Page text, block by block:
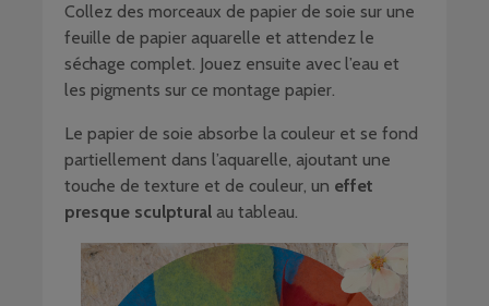
Collez des morceaux de papier de soie sur une
feuille de papier aquarelle et attendez le
séchage complet. Jouez ensuite avec l’eau et
les pigments sur ce montage papier.
Le papier de soie absorbe la couleur et se fond
partiellement dans l’aquarelle, ajoutant une
touche de texture et de couleur, un effet
presque sculptural au tableau.